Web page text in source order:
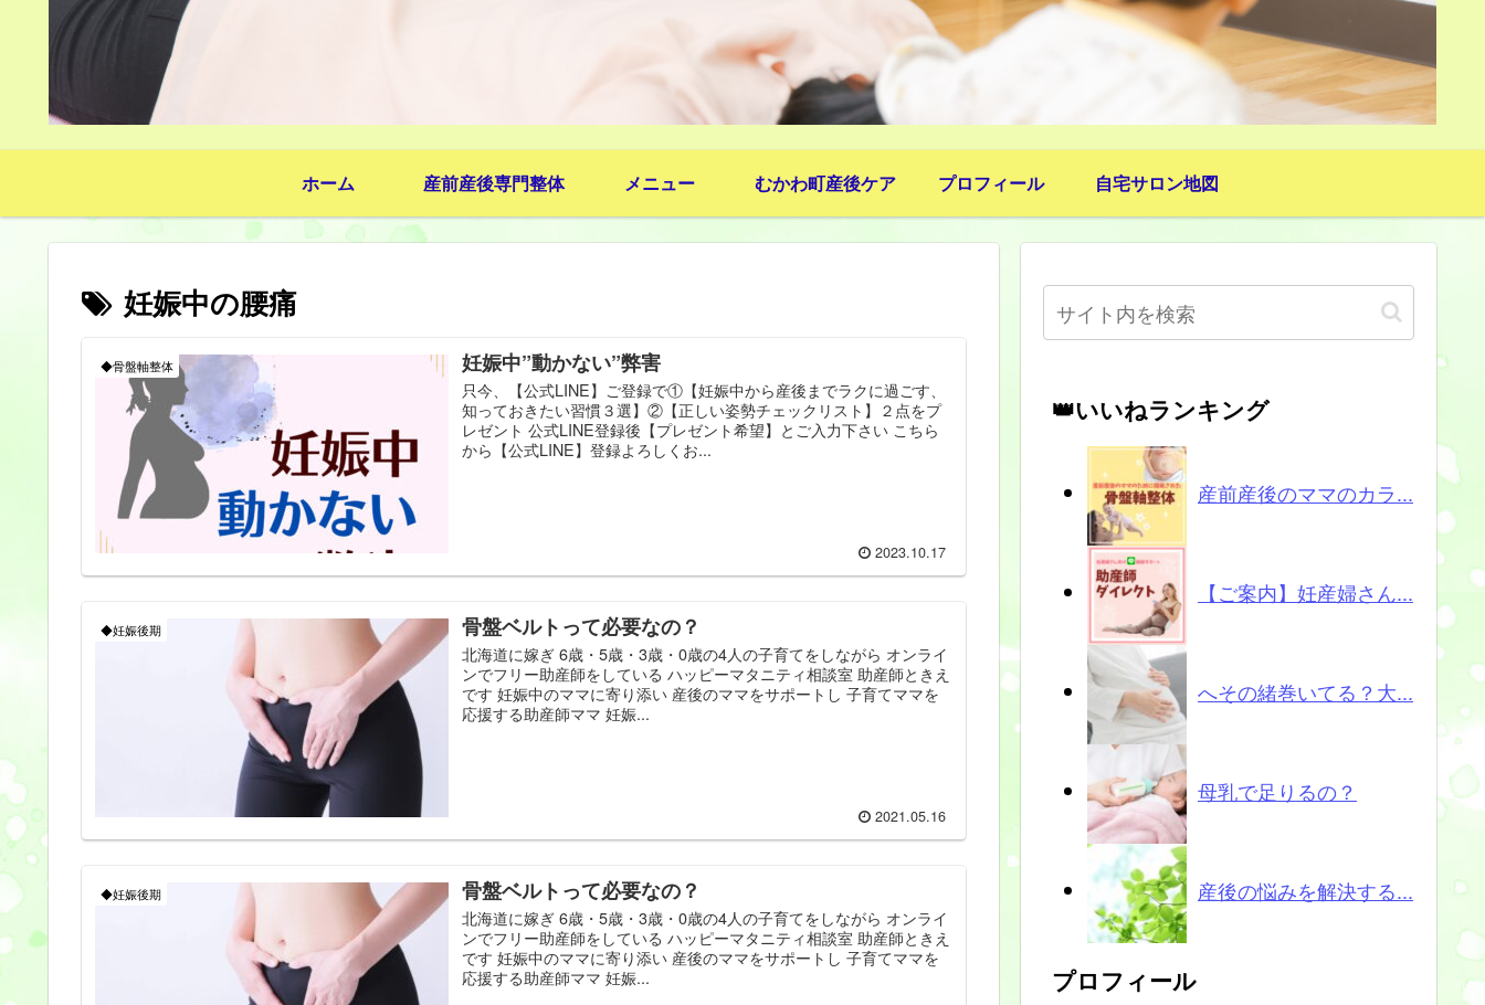
ホーム 産前産後専門整体 メニュー むかわ町産後ケア プロフィール 自宅サロン地図
妊娠中の腰痛
◆骨盤軸整体 妊娠中”動かない”弊害
只今、【公式LINE】ご登録で①【妊娠中から産後までラクに過ごす、
知っておきたい習慣３選】②【正しい姿勢チェックリスト】２点をプ
レゼント 公式LINE登録後【プレゼント希望】とご入力下さい こちら
から【公式LINE】登録よろしくお...
2023.10.17
◆妊娠後期 骨盤ベルトって必要なの？
北海道に嫁ぎ 6歳・5歳・3歳・0歳の4人の子育てをしながら オンライ
ンでフリー助産師をしている ハッピーマタニティ相談室 助産師ときえ
です 妊娠中のママに寄り添い 産後のママをサポートし 子育てママを
応援する助産師ママ 妊娠...
2021.05.16
◆妊娠後期 骨盤ベルトって必要なの？
北海道に嫁ぎ 6歳・5歳・3歳・0歳の4人の子育てをしながら オンライ
ンでフリー助産師をしている ハッピーマタニティ相談室 助産師ときえ
です 妊娠中のママに寄り添い 産後のママをサポートし 子育てママを
応援する助産師ママ 妊娠...
👑いいねランキング
産前産後のママのカラ...
【ご案内】妊産婦さん...
へその緒巻いてる？大...
母乳で足りるの？
産後の悩みを解決する...
プロフィール